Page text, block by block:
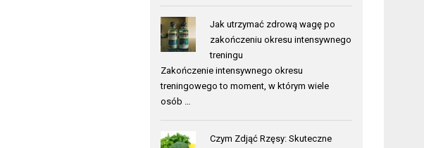
Jak utrzymać zdrową wagę po
zakończeniu okresu intensywnego
treningu
Zakończenie intensywnego okresu
treningowego to moment, w którym wiele
osób …
Czym Zdjąć Rzęsy: Skuteczne